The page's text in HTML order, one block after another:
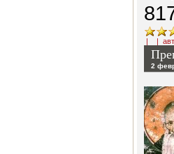
| |
2